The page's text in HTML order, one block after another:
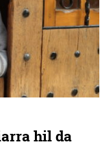
hil da